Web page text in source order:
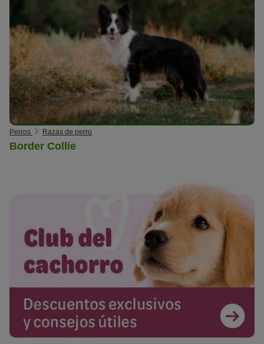
Perros Razas de perro
Border Collie